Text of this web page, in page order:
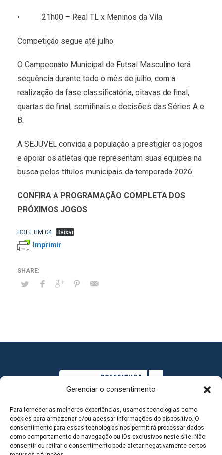
Gerenciar o consentimento
Para fornecer as melhores experiências, usamos tecnologias como
cookies para armazenar e/ou acessar informações do dispositivo. O
consentimento para essas tecnologias nos permitirá processar dados
como comportamento de navegação ou IDs exclusivos neste site. Não
consentir ou retirar o consentimento pode afetar negativamente certos
• 21h00 – Real TL x Meninos da Vila
Competição segue até julho
O Campeonato Municipal de Futsal Masculino terá
sequência durante todo o mês de julho, com a
realização da fase classificatória, oitavas de final,
quartas de final, semifinais e decisões das Séries A e
B.
A SEJUVEL convida a população a prestigiar os jogos
e apoiar os atletas que representam suas equipes na
busca pelos títulos municipais da temporada 2026.
CONFIRA A PROGRAMAÇÃO COMPLETA DOS
PRÓXIMOS JOGOS
BOLETIM 04 Baixar
Imprimir
MAPA DO SITE